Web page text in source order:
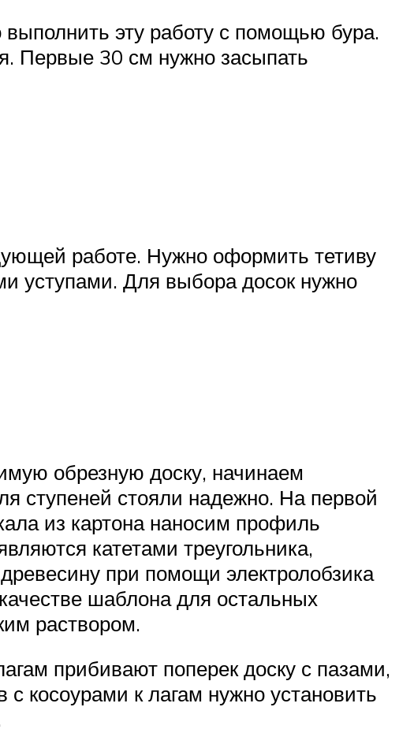
эту работу с помощью бура.
Первые 30 см нужно засыпать
работе. Нужно оформить тетиву
уступами. Для выбора досок нужно
обрезную доску, начинаем
ступеней стояли надежно. На первой
из картона наносим профиль
катетами треугольника,
при помощи электролобзика
шаблона для остальных
раствором.
прибивают поперек доску с пазами,
косоурами к лагам нужно установить